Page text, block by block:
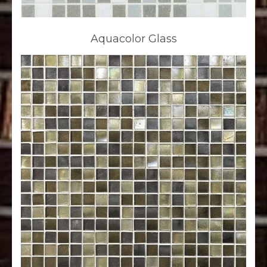
Aquacolor Glass